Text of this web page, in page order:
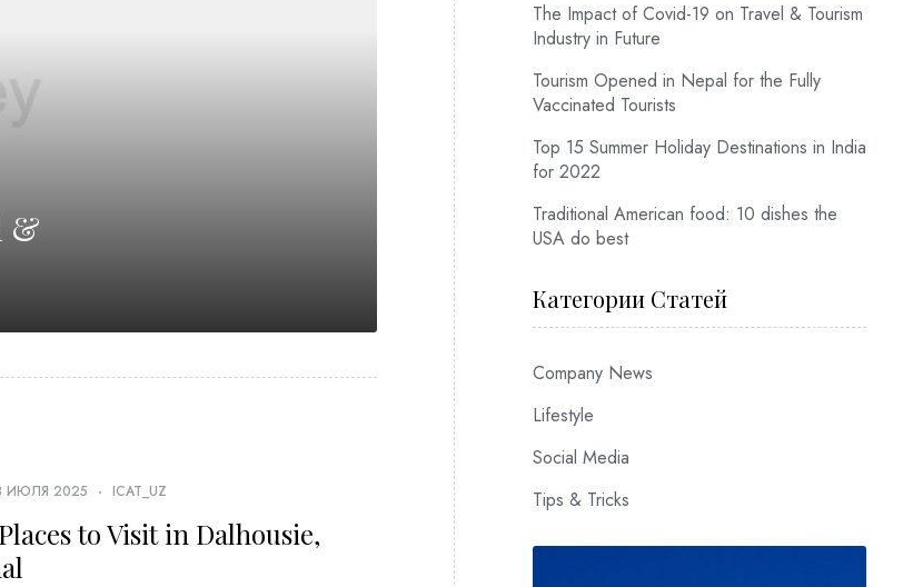
&
ИЮЛЯ 2025 ICAT_UZ
to Visit in Dalhousie,
The Impact of Covid-19 on Travel & Tourism
Industry in Future
Tourism Opened in Nepal for the Fully
Vaccinated Tourists
Top 15 Summer Holiday Destinations in India
for 2022
Traditional American food: 10 dishes the
USA do best
Категории Статей
Company News
Lifestyle
Social Media
Tips & Tricks